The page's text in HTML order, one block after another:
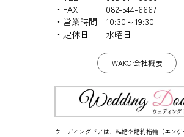
FAX
082-544-6667
営業時間
10:30～19:30
定休日
水曜日
WAKO 会社概要
ウェディングドアは、結婚や婚約指輪（エン